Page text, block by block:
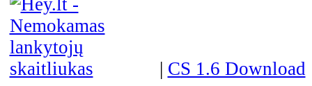
| CS 1.6 Download